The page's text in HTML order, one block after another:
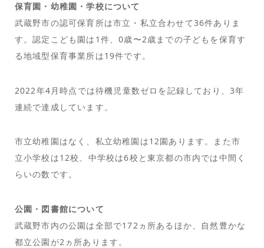
保育園・幼稚園・学校について
武蔵野市の認可保育所は市立・私立合わせて36件ありま
す。認定こども園は1件、0歳〜2歳までの子どもを保育す
る地域型保育事業所は19件です。
2022年4月時点では待機児童数ゼロを記録しており、3年
連続で達成しています。
市立幼稚園はなく、私立幼稚園は12園あります。また市
立小学校は12校、中学校は6校と東京都の市内では中間く
らいの数です。
公園・図書館について
武蔵野市内の公園は全部で172ヵ所あるほか、自然豊かな
都立公園が2ヵ所あります。